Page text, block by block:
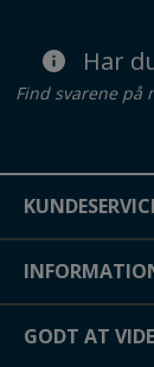
Har
Find svarene på
GODT AT VIDE